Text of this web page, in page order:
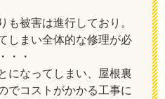
も被害は進行しており。
しまい全体的な修理が必
・・
になってしまい、屋根裏
でコストがかかる工事に